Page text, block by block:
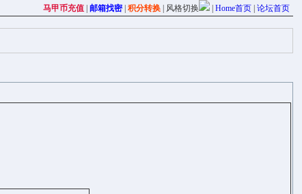
马甲币充值| 邮箱找密| 积分转换| 风格切换 Home首页| 论坛首页